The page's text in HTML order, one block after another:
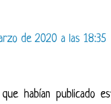
de 2020 a las 18:35
habían publicado